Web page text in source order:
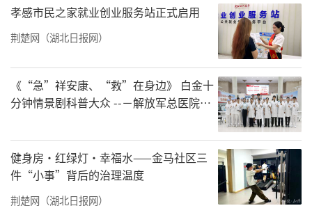
求反馈的高效沟通通道，保障助学工作有序、
透明推进。这次公益助学活动是深圳市大甲共
创餐饮有限责任公司公益模式的一次全新升
级。项目创新搭建起“企业出资赋能、专业基
金会规范执行、地方教育单位精准落地”的立
体化、规范化公益帮扶体系，打破了单一公益
帮扶的局限，让助学帮扶更专业、透明、长
效。
据了解，深圳市大甲共创餐饮有限责任公
孝感市民之家就业创业服务站正式启用
荆楚网（湖北日报网）
《“急”祥安康、“救”在身边》 白金十
分钟情景剧科普大众 --－解放军总医院首
浸义诊活动
健身房·红绿灯·幸福水——金马社区三
件“小事”背后的治理温度
荆楚网（湖北日报网）